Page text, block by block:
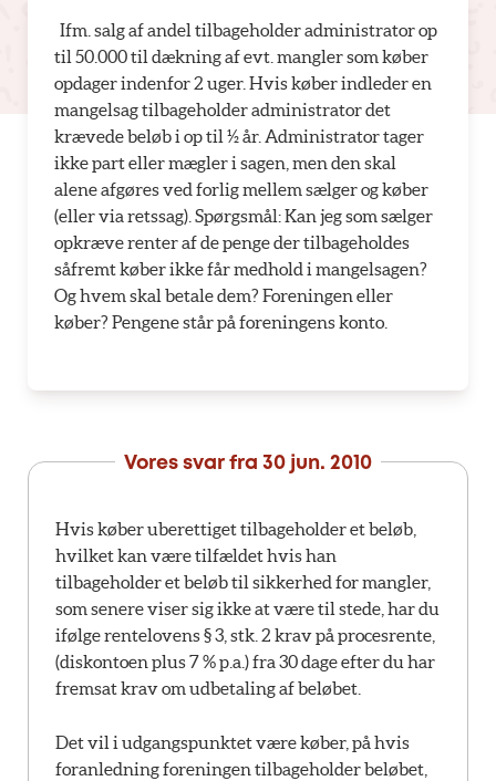
Ifm. salg af andel tilbageholder administrator op
til 50.000 til dækning af evt. mangler som køber
opdager indenfor 2 uger. Hvis køber indleder en
mangelsag tilbageholder administrator det
krævede beløb i op til ½ år. Administrator tager
ikke part eller mægler i sagen, men den skal
alene afgøres ved forlig mellem sælger og køber
(eller via retssag). Spørgsmål: Kan jeg som sælger
opkræve renter af de penge der tilbageholdes
såfremt køber ikke får medhold i mangelsagen?
Og hvem skal betale dem? Foreningen eller
køber? Pengene står på foreningens konto.
Vores svar fra 30 jun. 2010
Hvis køber uberettiget tilbageholder et beløb,
hvilket kan være tilfældet hvis han
tilbageholder et beløb til sikkerhed for mangler,
som senere viser sig ikke at være til stede, har du
ifølge rentelovens § 3, stk. 2 krav på procesrente,
(diskontoen plus 7 % p.a.) fra 30 dage efter du har
fremsat krav om udbetaling af beløbet.
Det vil i udgangspunktet være køber, på hvis
foranledning foreningen tilbageholder beløbet,